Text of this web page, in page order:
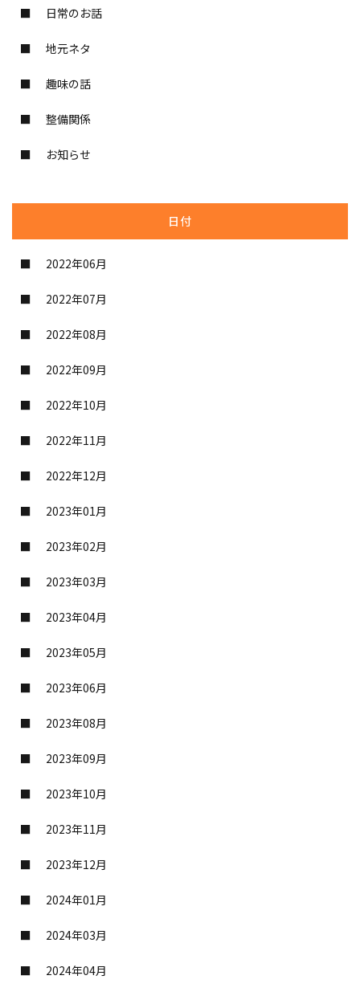
日常のお話
地元ネタ
趣味の話
整備関係
お知らせ
日付
2022年06月
2022年07月
2022年08月
2022年09月
2022年10月
2022年11月
2022年12月
2023年01月
2023年02月
2023年03月
2023年04月
2023年05月
2023年06月
2023年08月
2023年09月
2023年10月
2023年11月
2023年12月
2024年01月
2024年03月
2024年04月